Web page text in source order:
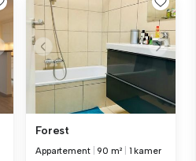
Forest
Appartement |90 m² 1 kamer